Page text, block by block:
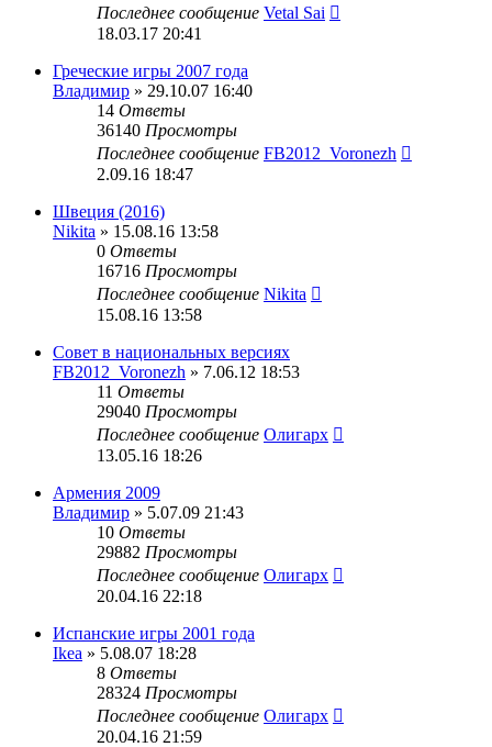
Последнее сообщение Vetal Sai
18.03.17 20:41
Греческие игры 2007 года
Владимир » 29.10.07 16:40
14 Ответы
36140 Просмотры
Последнее сообщение FB2012_Voronezh
2.09.16 18:47
Швеция (2016)
Nikita » 15.08.16 13:58
0 Ответы
16716 Просмотры
Последнее сообщение Nikita
15.08.16 13:58
Совет в национальных версиях
FB2012_Voronezh » 7.06.12 18:53
11 Ответы
29040 Просмотры
Последнее сообщение Олигарх
13.05.16 18:26
Армения 2009
Владимир » 5.07.09 21:43
10 Ответы
29882 Просмотры
Последнее сообщение Олигарх
20.04.16 22:18
Испанские игры 2001 года
Ikea » 5.08.07 18:28
8 Ответы
28324 Просмотры
Последнее сообщение Олигарх
20.04.16 21:59